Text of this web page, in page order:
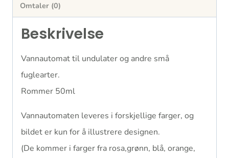
Omtaler (0)
Beskrivelse
Vannautomat til undulater og andre små
fuglearter.
Rommer 50ml
Vannautomaten leveres i forskjellige farger, og
bildet er kun for å illustrere designen.
(De kommer i farger fra rosa,grønn, blå, orange,